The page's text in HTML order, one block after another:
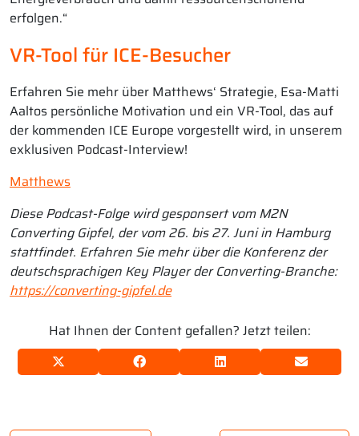
erfolgen.“
VR-Tool für ICE-Besucher
Erfahren Sie mehr über Matthews‘ Strategie, Esa-Matti
Aaltos persönliche Motivation und ein VR-Tool, das auf
der kommenden ICE Europe vorgestellt wird, in unserem
exklusiven Podcast-Interview!
Matthews
Diese Podcast-Folge wird gesponsert vom M2N
Converting Gipfel, der vom 26. bis 27. Juni in Hamburg
stattfindet. Erfahren Sie mehr über die Konferenz der
deutschsprachigen Key Player der Converting-Branche:
https://converting-gipfel.de
Hat Ihnen der Content gefallen? Jetzt teilen: